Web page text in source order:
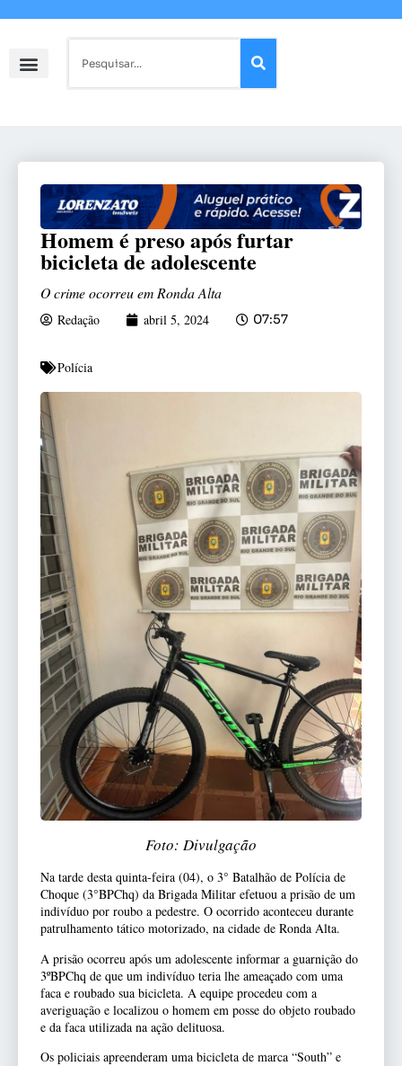
Homem é preso após furtar
bicicleta de adolescente
O crime ocorreu em Ronda Alta
Redação abril 5, 2024 07:57
Polícia
Foto: Divulgação
Na tarde desta quinta-feira (04), o 3° Batalhão de Polícia de
Choque (3°BPChq) da Brigada Militar efetuou a prisão de um
indivíduo por roubo a pedestre. O ocorrido aconteceu durante
patrulhamento tático motorizado, na cidade de Ronda Alta.
A prisão ocorreu após um adolescente informar a guarnição do
3ºBPChq de que um indivíduo teria lhe ameaçado com uma
faca e roubado sua bicicleta. A equipe procedeu com a
averiguação e localizou o homem em posse do objeto roubado
e da faca utilizada na ação delituosa.
Os policiais apreenderam uma bicicleta de marca “South” e